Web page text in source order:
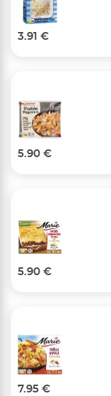
3.91 €
5.90 €
5.90 €
7.95 €